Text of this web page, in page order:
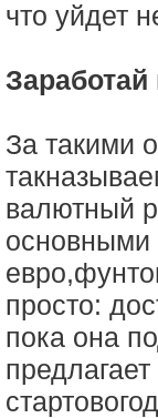
что уйдет
За такими
валютный
просто:
пока она